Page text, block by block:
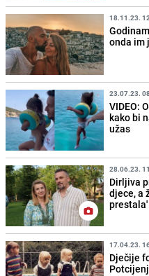
18.11.23.
onda im
23.07.23.
VIDEO:
kako bi
užas
28.06.23.
Dirljiva
djece, a
prestala'
17.04.23.
Dječije